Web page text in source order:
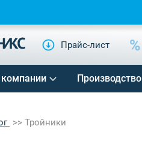
Прайс-лист
Производство
Тройники